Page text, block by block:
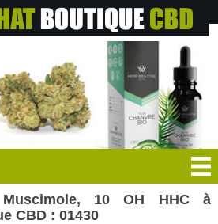
10 OH HHC à
CBD : 01430